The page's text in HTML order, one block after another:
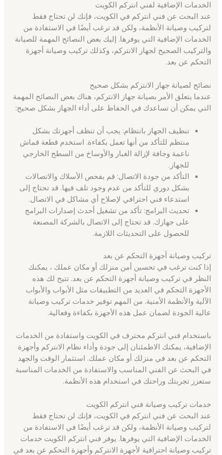
الخدمات الإضافية لفني انتركم الكويت
عند البحث عن فني انتركم في الكويت، فإنك لن تحتاج فقط
لتركيب وصيانة الأنظمة، ولكن قد ترغب أيضًا في الاستفادة من
الخدمات الإضافية التي يوفرها. إليك بعض النصائح المهمة للصيانة
والتركيب الصحيح لجهاز الانتركم، وكذلك تركيب وصيانة أجهزة
التحكم عن بعد.
نصائح لصيانة جهاز الانتركم بشكل صحيح
عندما يتعلق الأمر بصيانة جهاز الانتركم، هناك بعض النصائح المهمة
التي يمكن أن تساعدك في الحفاظ على أداء الجهاز بشكل صحيح:
تنظيف الجهاز بانتظام: يجب أن تنظف أجهزتك بشكل
منتظم للتأكد من أنها تعمل بكفاءة. استخدم قطعة قماش
ناعمة وجافة لإزالة الغبار والأوساخ من السطح الخارجي
للجهاز.
التأكد من جودة الاتصال: قم بفحص الأسلاك والاتصالات
بشكل دوري للتأكد من عدم وجود تلف فيها. قد تحتاج إلى
استدعاء فني احترافي لإصلاح أي مشاكل في الاتصال.
تحديث البرامج: تأكد من تشغيل أحدث إصدارات البرامج
على جهازك. قد تحتاج إلى الاتصال بالشركة المصنعة
للحصول على التحديثات اللازمة.
تركيب وصيانة أجهزة التحكم عن بعد
إذا كنت ترغب في تحسين أمن منزلك أو مكان عملك ، يمكنك
النظر في تركيب وصيانة أجهزة التحكم عن بعد. تتيح لك هذه
الأجهزة التحكم في العديد من التطبيقات مثل الأبواب والأبواب
الآلية والأنظمة الأمنية. من المهم توفير خدمات تركيب وصيانة
عالية الجودة لضمان عمل هذه الأجهزة بكفاءة وفعالية.
باستخدام فني انتركم محترف في الكويت واستفادة من الخدمات
الإضافية، يمكنك الاطمئنان إلى جودة وأداء نظام الانتركم وأجهزة
التحكم عن بعد في منزلك أو مكان عملك. استثمار الوقت والجهد
في البحث عن الفني المناسب والاستفادة من الخدمات المناسبة
ستعزز تجربتك وراحتك في استخدام هذه الأنظمة.
خدمات تركيب وصيانة فني انتركم الكويت
عند البحث عن فني انتركم في الكويت، فإنك لن تحتاج فقط
لتركيب وصيانة الأنظمة، ولكن قد ترغب أيضًا في الاستفادة من
الخدمات الإضافية التي يوفرها. يوفر فني انتركم الكويت خدمات
تركيب وصيانة احترافية لأجهزة الانتركم وأجهزة التحكم عن بعد في